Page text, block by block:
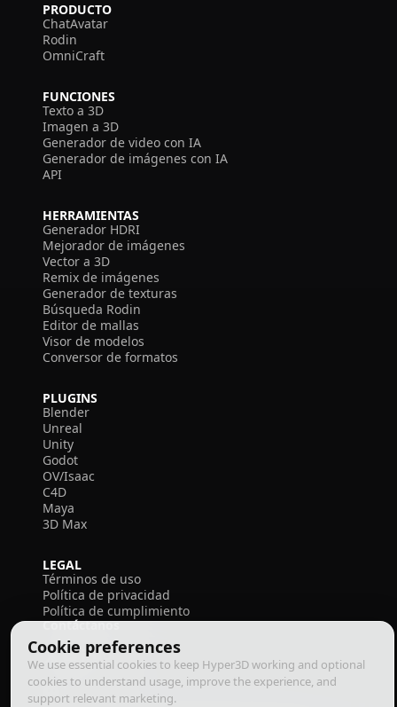
Cookie preferences
We use essential cookies to keep Hyper3D working and optional
cookies to understand usage, improve the experience, and
support relevant marketing.
PRODUCTO
ChatAvatar
Rodin
OmniCraft
FUNCIONES
Texto a 3D
Imagen a 3D
Generador de video con IA
Generador de imágenes con IA
API
HERRAMIENTAS
Generador HDRI
Mejorador de imágenes
Vector a 3D
Remix de imágenes
Generador de texturas
Búsqueda Rodin
Editor de mallas
Visor de modelos
Conversor de formatos
PLUGINS
Blender
Unreal
Unity
Godot
OV/Isaac
C4D
Maya
3D Max
LEGAL
Términos de uso
Política de privacidad
Política de cumplimiento
Contáctanos